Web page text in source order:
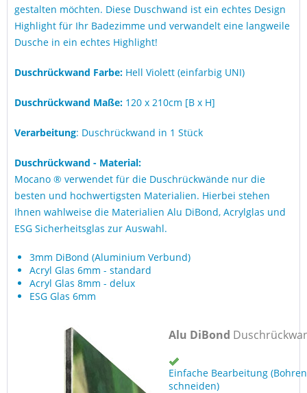
gestalten möchten. Diese Duschwand ist ein echtes Design
Highlight für Ihr Badezimme und verwandelt eine langweile
Dusche in ein echtes Highlight!
Duschrückwand Farbe: Hell Violett (einfarbig UNI)
Duschrückwand Maße: 120 x 210cm [B x H]
Verarbeitung: Duschrückwand in 1 Stück
Duschrückwand - Material:
Mocano ® verwendet für die Duschrückwände nur die
besten und hochwertigsten Materialien. Hierbei stehen
Ihnen wahlweise die Materialien Alu DiBond, Acrylglas und
ESG Sicherheitsglas zur Auswahl.
3mm DiBond (Aluminium Verbund)
Acryl Glas 6mm - standard
Acryl Glas 8mm - delux
ESG Glas 6mm
Alu DiBond
Einfache Bearbeitung
schneiden)